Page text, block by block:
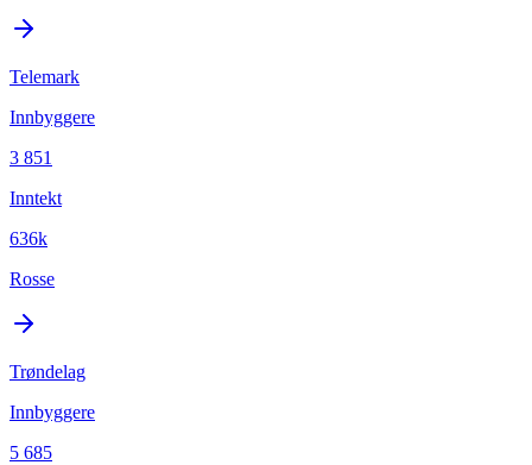
Telemark
Innbyggere
3 851
Inntekt
636k
Rosse
Trøndelag
Innbyggere
5 685